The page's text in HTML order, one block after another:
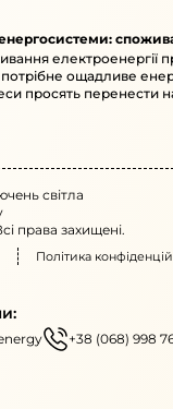
електроенергії
ощадливе
просять перенести
світла
права захищені.
Політика
+38 (068) 998